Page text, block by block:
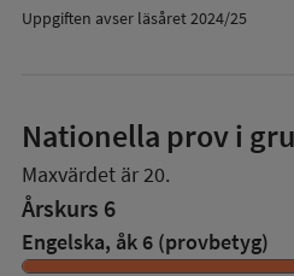
Uppgiften avser läsåret 2024/25
Nationella prov i
Maxvärdet är 20.
Årskurs 6
Engelska, åk 6 (provbetyg)